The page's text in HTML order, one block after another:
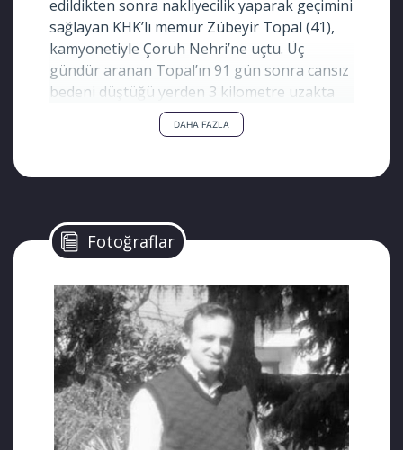
edildikten sonra nakliyecilik yaparak geçimini
sağlayan KHK’lı memur Zübeyir Topal (41),
kamyonetiyle Çoruh Nehri’ne uçtu. Üç
gündür aranan Topal’ın 91 gün sonra cansız
bedeni düştüğü yerden 3 kilometre uzakta
Artvin- Ardahan kara yolunun 34’üncü
Topal’ın kontrolünü kaybettiği 55 AIL 79
plakalı kamyonet, Çoruh Nehri’ne düştü.
İhbar üzerine bölgeye jandarma, sağlık ve
AFAD ekipleri sevk edildi. Ekipler, ulaştıkları
kamyonette sürücü Topal bulunamadı.
Nehirde akıntıya kapılarak kaybolduğu
belirlenen sürücü için arama kurtarma
çalışması başlatıldı.
DAHA FAZLA
Fotoğraflar